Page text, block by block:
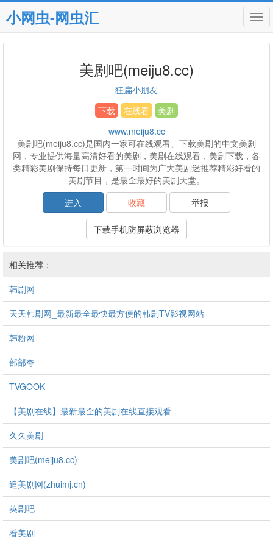
小网虫-网虫汇
美剧吧(meiju8.cc)
狂扁小朋友
下载
在线看
美剧
www.meiju8.cc
美剧吧(meiju8.cc)是国内一家可在线观看、下载美剧的中文美剧
网，专业提供海量高清好看的美剧，美剧在线观看，美剧下载，各
类精彩美剧保持每日更新，第一时间为广大美剧迷推荐精彩好看的
美剧节目，是最全最好的美剧天堂。
进入
收藏 举报
下载手机防屏蔽浏览器
相关推荐：
韩剧网
天天韩剧网_最新最全最快最方便的韩剧TV影视网站
韩粉网
部部夸
TVGOOK
【美剧在线】最新最全的美剧在线直接观看
久久美剧
美剧吧(meiju8.cc)
追美剧网(zhuimj.cn)
英剧吧
看美剧